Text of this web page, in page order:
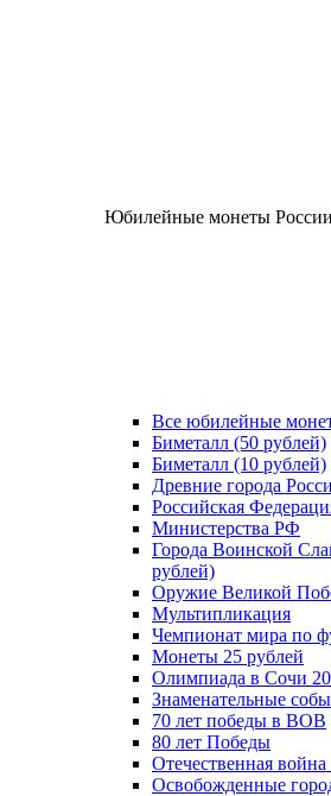
Юбилейные монеты России
Все юбилейные
Биметалл (50 рублей)
Биметалл (10 рублей)
Древние города
Российская
Министерства РФ
Города Воинской
рублей)
Оружие Великой
Мультипликация
Чемпионат мира по
Монеты 25 рублей
Олимпиада в Сочи
Знаменательные
70 лет победы в ВОВ
80 лет Победы
Отечественная война
Освобожденные